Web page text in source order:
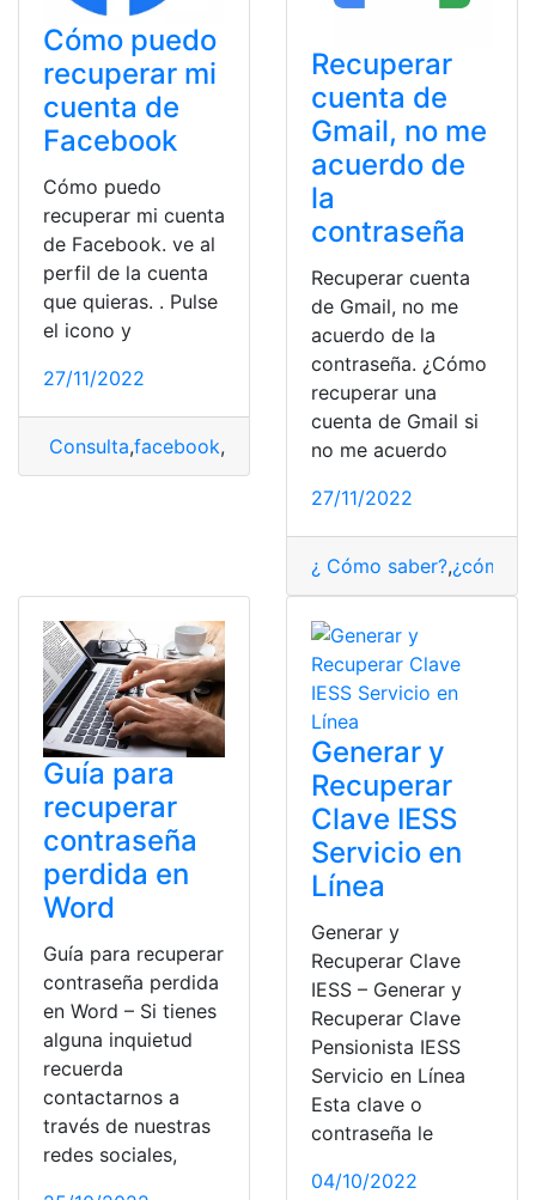
Cómo puedo
recuperar mi
cuenta de
Facebook
Cómo puedo
recuperar mi cuenta
de Facebook. ve al
perfil de la cuenta
que quieras. . Pulse
el icono y
27/11/2022
Consulta,facebook, perfil en Facebook,Recuperar
Recuperar
cuenta de
Gmail, no me
acuerdo de
la
contraseña
Recuperar cuenta
de Gmail, no me
acuerdo de la
contraseña. ¿Cómo
recuperar una
cuenta de Gmail si
no me acuerdo
27/11/2022
¿ Cómo saber?,¿cómo
Guía para
recuperar
contraseña
perdida en
Word
Guía para recuperar
contraseña perdida
en Word – Si tienes
alguna inquietud
recuerda
contactarnos a
través de nuestras
redes sociales,
Generar y
Recuperar
Clave IESS
Servicio en
Línea
Generar y
Recuperar Clave
IESS – Generar y
Recuperar Clave
Pensionista IESS
Servicio en Línea
Esta clave o
contraseña le
04/10/2022